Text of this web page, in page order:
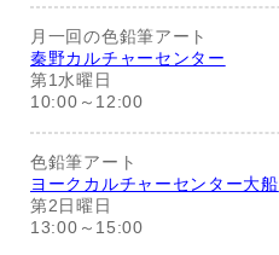
月一回の色鉛筆アート
秦野カルチャーセンター
第1水曜日
10:00～12:00
色鉛筆アート
ヨークカルチャーセンター大船
第2日曜日
13:00～15:00